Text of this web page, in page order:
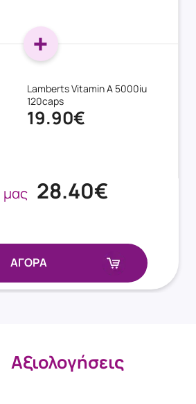
Lamberts Vitamin A 5000iu
120caps
19.90€
μας 28.40€
ΑΓΟΡΑ
Αξιολογήσεις